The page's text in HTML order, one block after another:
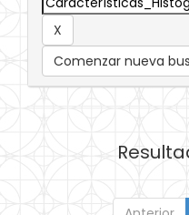
Comenzar nueva